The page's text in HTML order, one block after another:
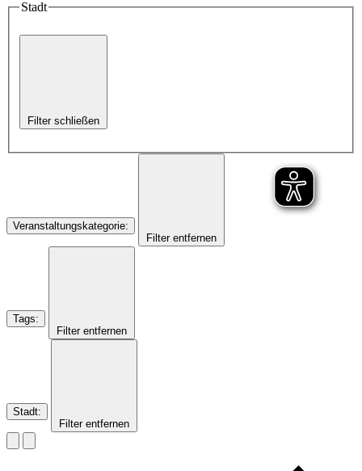
Stadt
Filter schließen
Veranstaltungskategorie:
Filter entfernen
Tags:
Filter entfernen
Stadt:
Filter entfernen